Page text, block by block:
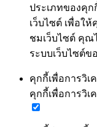
ประเภทของคุ
เว็บไซต์ เพื่อใ
ชมเว็บไซต์ คุณ
ระบบเว็บไซต์ข
คุกกี้เพื่อการวิเ
คุกกี้เพื่อการวิเ